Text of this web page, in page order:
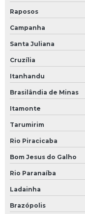
Raposos
Campanha
Santa Juliana
Cruzília
Itanhandu
Brasilândia de Minas
Itamonte
Tarumirim
Rio Piracicaba
Bom Jesus do Galho
Rio Paranaíba
Ladainha
Brazópolis